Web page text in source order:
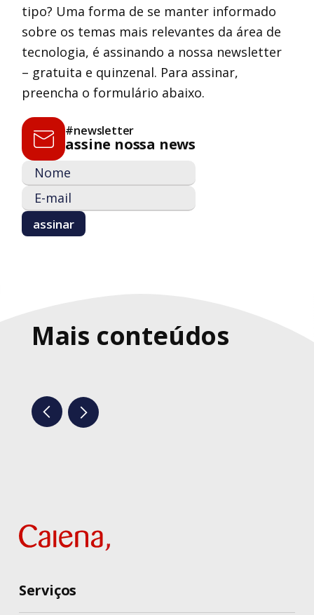
tipo? Uma forma de se manter informado
sobre os temas mais relevantes da área de
tecnologia, é assinando a nossa newsletter
– gratuita e quinzenal. Para assinar,
preencha o formulário abaixo.
#newsletter
assine nossa news
Mais conteúdos
Serviços